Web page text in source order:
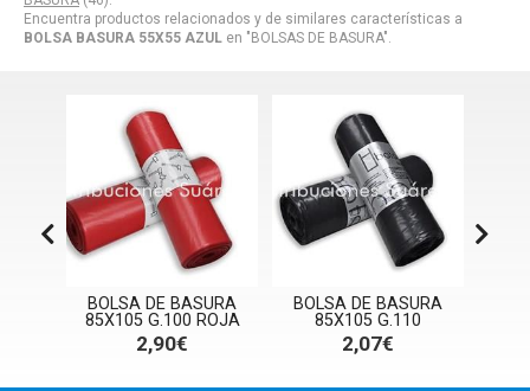
Encuentra productos relacionados y de similares características a
BOLSA BASURA 55X55 AZUL en "BOLSAS DE BASURA".
BOLSA DE BASURA
85X105 G.100 ROJA
2,90€
BOLSA DE BASURA
85X105 G.110
2,07€